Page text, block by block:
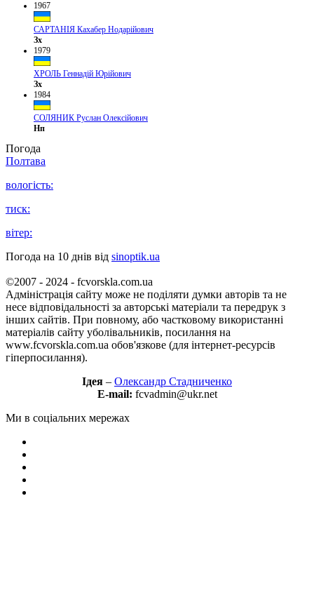
1967
САРТАНІЯ Кахабер Нодарійович
Зх
1979
ХРОЛЬ Геннадій Юрійович
Зх
1984
СОЛЯНИК Руслан Олексійович
Нп
Погода
Полтава
вологість:
тиск:
вітер:
Погода на 10 днів від sinoptik.ua
©2007 - 2024 - fcvorskla.com.ua
Адміністрація сайту може не поділяти думки авторів та не
несе відповідальності за авторські матеріали та передрук з
інших сайтів. При повному, або частковому використанні
матеріалів сайту уболівальників, посилання на
www.fcvorskla.com.ua обов'язкове (для інтернет-ресурсів
гіперпосилання).
Ідея – Олександр Стадниченко
E-mail: fcvadmin@ukr.net
Ми в соціальних мережах